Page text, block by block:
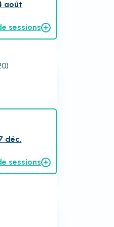
août
sessions
déc.
sessions